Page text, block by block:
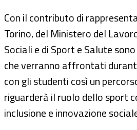
Con il contributo di
Torino, del Ministero del
Sociali e di Sport e Salute
che verranno affrontati
con gli studenti così un
riguarderà il ruolo dello sport
inclusione e innovazione